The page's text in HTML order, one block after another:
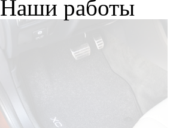
Наши работы